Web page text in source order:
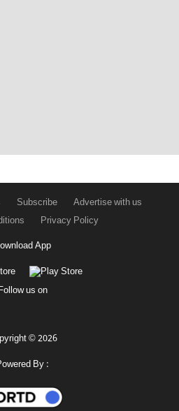
Subscribe
Advertise with us
Privacy Policy
App
us on
© 2026
By :